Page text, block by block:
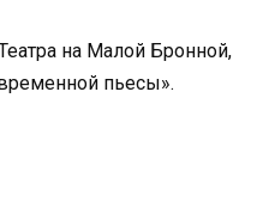
на Малой Бронной,
пьесы».